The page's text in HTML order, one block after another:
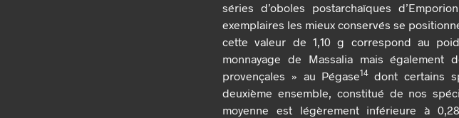
séries d’oboles postarchaïques
exemplaires les mieux conservés se
cette valeur de 1,10 g correspond au
monnayage de Massalia mais
provençales » au Pégase14dont certains
deuxième ensemble, constitué de nos
moyenne est légèrement inférieure à